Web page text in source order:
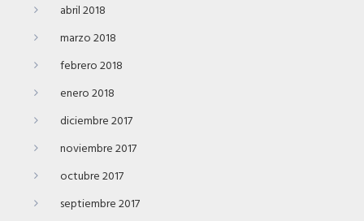
abril 2018
marzo 2018
febrero 2018
enero 2018
diciembre 2017
noviembre 2017
octubre 2017
septiembre 2017